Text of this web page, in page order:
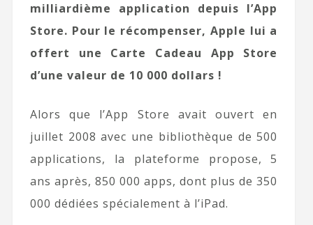
milliardième application depuis l’App
Store. Pour le récompenser, Apple lui a
offert une Carte Cadeau App Store
d’une valeur de 10 000 dollars !
Alors que l’App Store avait ouvert en
juillet 2008 avec une bibliothèque de 500
applications, la plateforme propose, 5
ans après, 850 000 apps, dont plus de 350
000 dédiées spécialement à l’iPad.